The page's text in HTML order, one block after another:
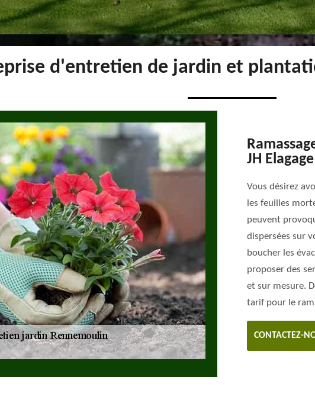
d'entretien de jardin et
JH Elagage
Vous désirez
les feuilles
peuvent
dispersées sur
boucher les
proposer des
et sur mesure.
tarif pour le
CONTACTEZ-